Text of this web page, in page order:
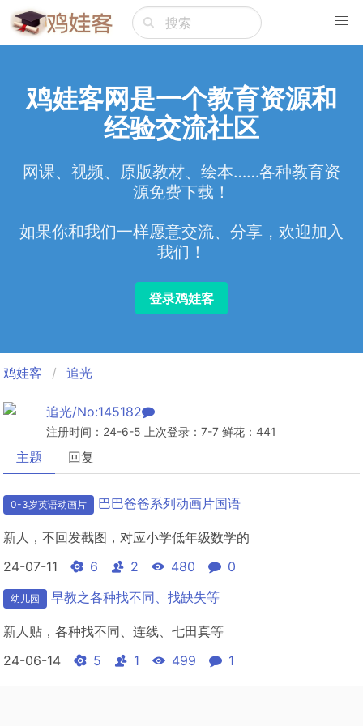
鸡娃客网是一个教育资源和
经验交流社区
网课、视频、原版教材、绘本……各种教育资
源免费下载！
如果你和我们一样愿意交流、分享，欢迎加入
我们！
登录鸡娃客
鸡娃客 追光
追光/No:145182
注册时间：24-6-5 上次登录：7-7 鲜花：441
主题 回复
0-3岁英语动画片 巴巴爸爸系列动画片国语
新人，不 回发截图，对应小学低年级数学的
24-07-11
6 2 480 0
幼儿园 早教之各种找不同、找缺失等
新人贴，各种找不同、连线、七田真等
24-06-14
5 1 499 1